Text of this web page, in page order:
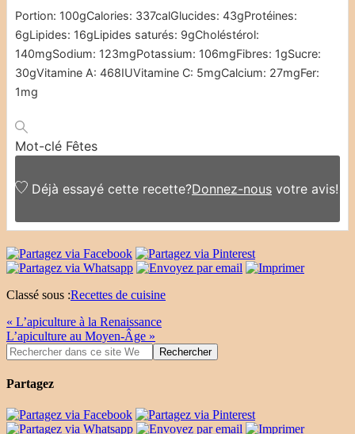
Portion: 100gCalories: 337calGlucides: 43gProtéines:
6gLipides: 16gLipides saturés: 9gCholéstérol:
140mgSodium: 123mgPotassium: 106mgFibres: 1gSucre:
30gVitamine A: 468IUVitamine C: 5mgCalcium: 27mgFer:
1mg
Mot-clé Fêtes
Déjà essayé cette recette?Donnez-nous votre avis!
Classé sous :Recettes de cuisine
« L’apiculture à la Renaissance
L’apiculture au Moyen-Âge »
Partagez